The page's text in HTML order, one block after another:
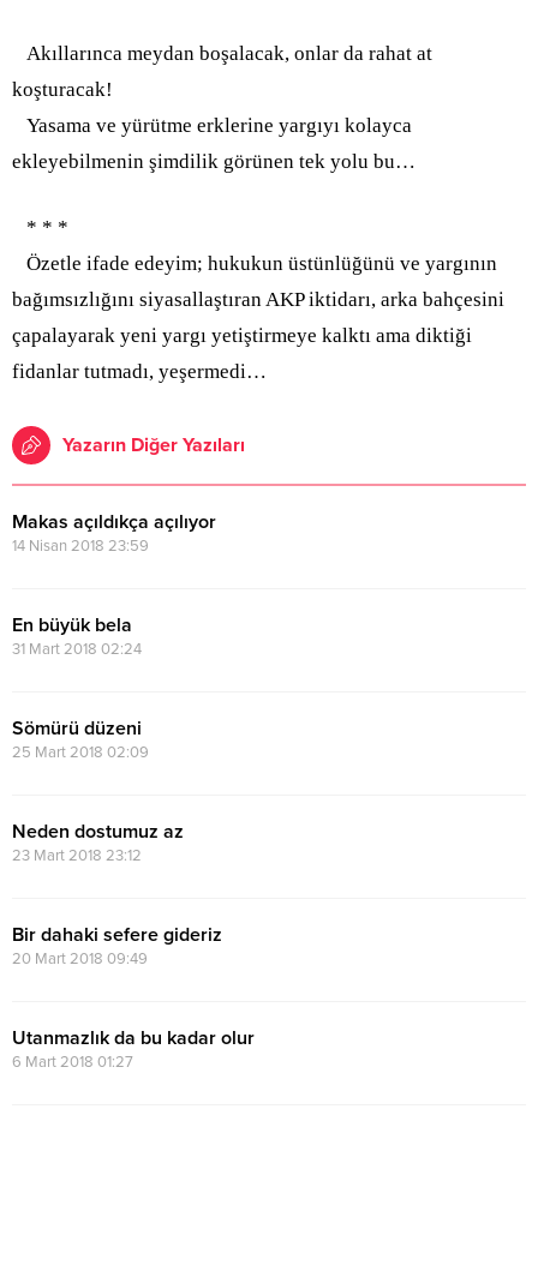
Akıllarınca meydan boşalacak, onlar da rahat at
koşturacak!
Yasama ve yürütme erklerine yargıyı kolayca
ekleyebilmenin şimdilik görünen tek yolu bu…
* * *
Özetle ifade edeyim; hukukun üstünlüğünü ve yargının
bağımsızlığını siyasallaştıran AKP iktidarı, arka bahçesini
çapalayarak yeni yargı yetiştirmeye kalktı ama diktiği
fidanlar tutmadı, yeşermedi…
Yazarın Diğer Yazıları
Makas açıldıkça açılıyor
14 Nisan 2018 23:59
En büyük bela
31 Mart 2018 02:24
Sömürü düzeni
25 Mart 2018 02:09
Neden dostumuz az
23 Mart 2018 23:12
Bir dahaki sefere gideriz
20 Mart 2018 09:49
Utanmazlık da bu kadar olur
6 Mart 2018 01:27